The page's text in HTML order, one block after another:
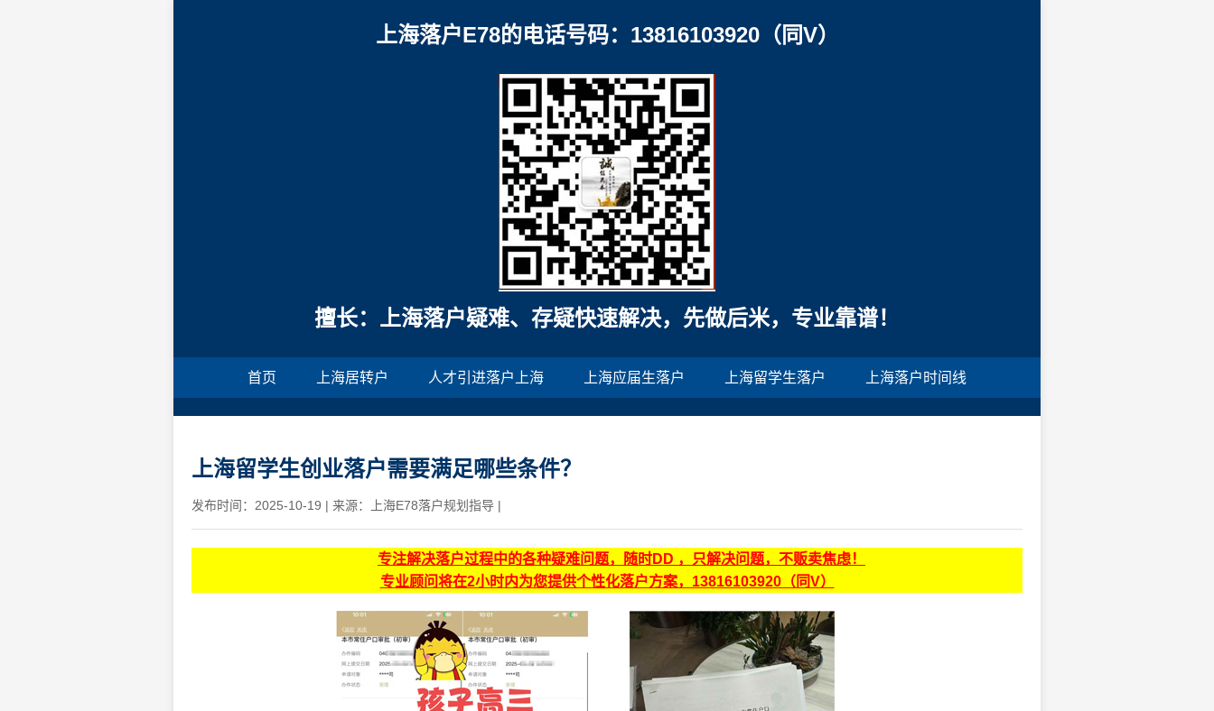
上海落户E78的电话号码：13816103920（同V）
擅长：上海落户疑难、存疑快速解决，先做后米，专业靠谱！
首页 上海居转户 人才引进落户上海 上海应届生落户 上海留学生落户 上海落户时间线
上海留学生创业落户需要满足哪些条件？
发布时间：2025-10-19 | 来源：上海E78落户规划指导 |
专注解决落户过程中的各种疑难问题，随时DD ，只解决问题，不贩卖焦虑！
专业顾问将在2小时内为您提供个性化落户方案，13816103920（同V）